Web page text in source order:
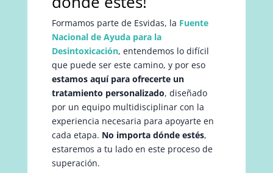
Formamos parte de Esvidas, la Fuente
Nacional de Ayuda para la
Desintoxicación, entendemos lo difícil
que puede ser este camino, y por eso
estamos aquí para ofrecerte un
tratamiento personalizado, diseñado
por un equipo multidisciplinar con la
experiencia necesaria para apoyarte en
cada etapa. No importa dónde estés,
estaremos a tu lado en este proceso de
superación.